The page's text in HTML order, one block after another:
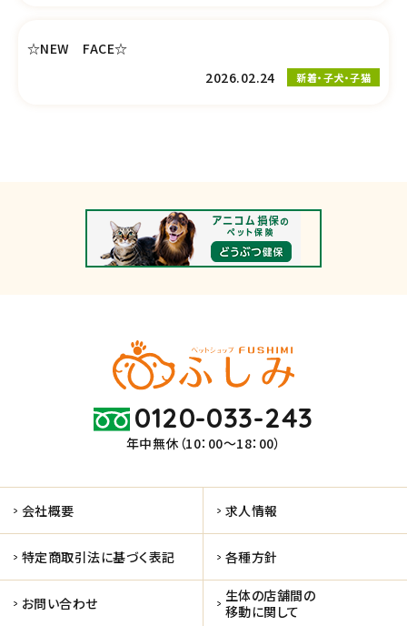
☆NEW FACE☆
2026.02.24
新着・子犬・子猫
0120-033-243
年中無休（10：00～18：00）
会社概要 求人情報
特定商取引法に基づく表記 各種方針
お問い合わせ
生体の店舗間の
移動に関して